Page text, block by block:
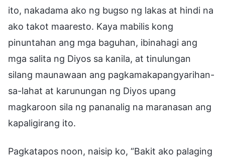
ito, nakadama ako ng bugso ng lakas at hindi na
ako takot maaresto. Kaya mabilis kong
pinuntahan ang mga baguhan, ibinahagi ang
mga salita ng Diyos sa kanila, at tinulungan
silang maunawaan ang pagkamakapangyarihan-
sa-lahat at karunungan ng Diyos upang
magkaroon sila ng pananalig na maranasan ang
kapaligirang ito.
Pagkatapos noon, naisip ko, “Bakit ako palaging